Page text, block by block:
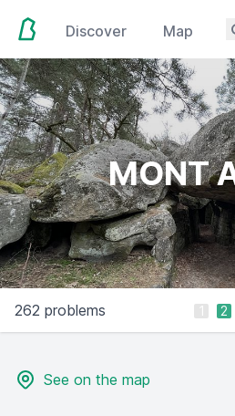
Discover Map
MONT
262 problems 1 2
See on the map